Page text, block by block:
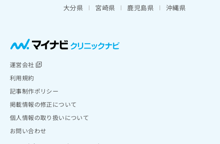
大分県
宮崎県 鹿児島県 沖縄県
運営会社
利用規約
記事制作ポリシー
掲載情報の修正について
個人情報の取り扱いについて
お問い合わせ